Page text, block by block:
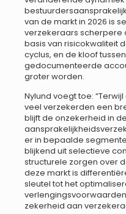
van de markt in 2026 is
verzekeraars scherpere
basis van risicokwaliteit
cyclus, en de kloof
gedocumenteerde
groter worden.
Nylund voegt toe:
veel verzekerden een
blijft de onzekerheid in de
er in bepaalde
blijkend uit selectieve
structurele zorgen over
deze markt is
sleutel tot het
zekerheid aan